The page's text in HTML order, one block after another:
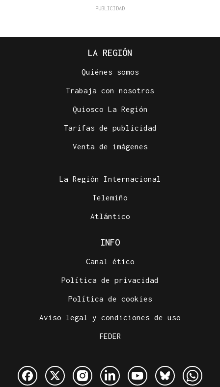
LA REGIÓN
Quiénes somos
Trabaja con nosotros
Quiosco La Región
Tarifas de publicidad
Venta de imágenes
La Región Internacional
Telemiño
Atlántico
INFO
Canal ético
Política de privacidad
Política de cookies
Aviso legal y condiciones de uso
FEDER